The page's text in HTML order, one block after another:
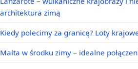
architektura zimą
Kiedy polecimy za granicę? Loty
Malta w środku zimy – idealne